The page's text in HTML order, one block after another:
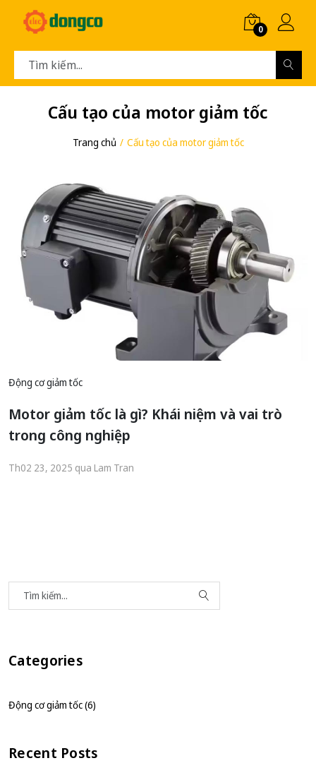
0
Cấu tạo của motor giảm tốc
Trang chủ Cấu tạo của motor giảm tốc
Động cơ giảm tốc
Motor giảm tốc là gì? Khái niệm và vai trò
trong công nghiệp
Th02 23, 2025 qua Lam Tran
Categories
Động cơ giảm tốc (6)
Recent Posts